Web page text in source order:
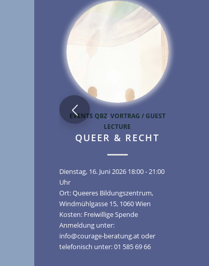
EVENTS QBZ,VORTRAG / GUEST
LECTURE
QUEER & RECHT
Dienstag, 16. Juni 2026 18:00 - 21:00
Uhr
Ort: Queeres Bildungszentrum,
Windmühlgasse 15, 1060 Wien
Kosten: Freiwillige Spende
Anmeldung unter:
info@courage-beratung.at oder
telefonisch unter: 01 585 69 66